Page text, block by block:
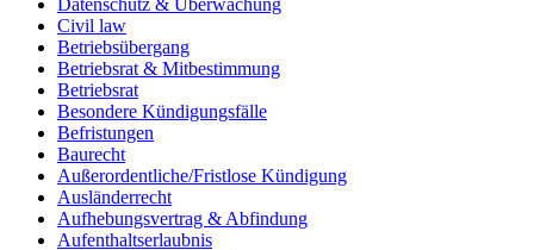
Datenschutz & Überwachung
Civil law
Betriebsübergang
Betriebsrat & Mitbestimmung
Betriebsrat
Besondere Kündigungsfälle
Befristungen
Baurecht
Außerordentliche/Fristlose Kündigung
Ausländerrecht
Aufhebungsvertrag & Abfindung
Aufenthaltserlaubnis